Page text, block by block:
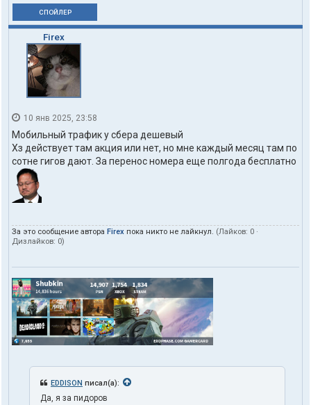
СПОЙЛЕР
Firex
10 янв 2025, 23:58
Мобильный трафик у сбера дешевый
Хз действует там акция или нет, но мне каждый месяц там по
сотне гигов дают. За перенос номера еще полгода бесплатно
За это сообщение автора Firex пока никто не лайкнул. (Лайков: 0 ·
Дизлайков: 0)
EDDISON писал(а):
Да, я за пидоров